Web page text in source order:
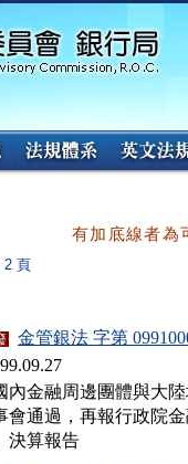
有加底線者為
2 頁
金管銀法 字第
內金融周邊團體與大
會通過，再報行政院